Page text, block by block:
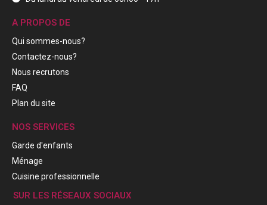
A PROPOS DE
Qui sommes-nous?
Contactez-nous?
Nous recrutons
FAQ
Plan du site
NOS SERVICES
Garde d'enfants
Ménage
Cuisine professionnelle
SUR LES RÉSEAUX SOCIAUX